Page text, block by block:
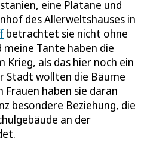
eine Platane und
des Allerweltshauses in
betrachtet sie nicht ohne
Tante haben die
als das hier noch ein
Stadt wollten die Bäume
Frauen haben sie daran
besondere Beziehung, die
an der